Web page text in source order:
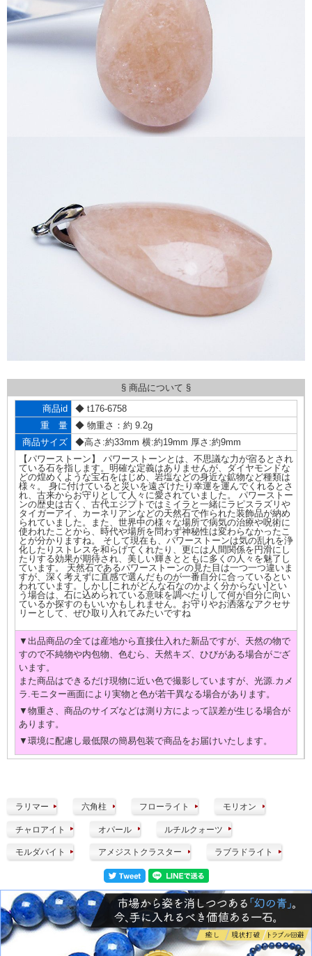
§ 商品について §
商品id
◆ t176-6758
重 量
◆ 物重さ：約 9.2g
商品サイズ
◆高さ:約33mm 横:約19mm 厚さ:約9mm
【パワーストーン】 パワーストーンとは、不思議な力が宿るとされ
ている石を指します。明確な定義はありませんが、ダイヤモンドな
どの煌めくような宝石をはじめ、岩塩などの身近な鉱物など種類は
様々。 身に付けていると災いを遠ざけたり幸運を運んでくれるとさ
れ、古来からお守りとして人々に愛されていました。 パワーストー
ンの歴史は古く、古代エジプトではミイラと一緒にラピスラズリや
タイガーアイ、カーネリアンなどの天然石で作られた装飾品が納め
られていました。また、世界中の様々な場所で病気の治療や呪術に
使われたことから、時代や場所を問わず神秘性は変わらなかったこ
とが分かりますね。 そして現在も、パワーストーンは気の乱れを浄
化したりストレスを和らげてくれたり、更には人間関係を円滑にし
たりする効果が期待され、美しい輝きとともに多くの人々を魅了し
ています。 天然石であるパワーストーンの見た目は一つ一つ違いま
すが、深く考えずに直感で選んだものが一番自分に合っているとい
われています。しかし[これがどんな石なのかよく分からない]とい
う場合は、石に込められている意味を調べたりして何が自分に向い
ているか探すのもいいかもしれません。お守りやお洒落なアクセサ
リーとして、ぜひ取り入れてみたいですね
▼出品商品の全ては産地から直接仕入れた新品ですが、天然の物で
すので不純物や内包物、色むら、天然キズ、ひびがある場合がござ
います。
また商品はできるだけ現物に近い色で撮影していますが、光源.カメ
ラ.モニター画面により実物と色が若干異なる場合があります。
▼物重さ、商品のサイズなどは測り方によって誤差が生じる場合が
あります。
▼環境に配慮し最低限の簡易包装で商品をお届けいたします。
ラリマー 六角柱 フローライト モリオン
チャロアイト オパール ルチルクォーツ
モルダバイト アメジストクラスター ラブラドライト